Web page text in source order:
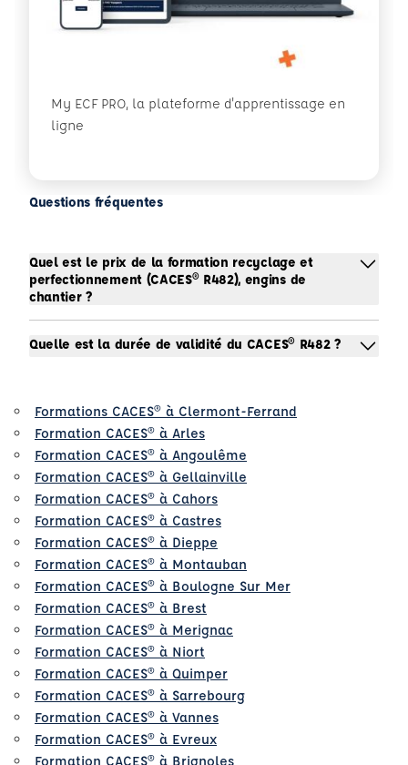
My ECF PRO, la plateforme d'apprentissage en
ligne
Questions fréquentes
Quel est le prix de la formation recyclage et
perfectionnement (CACES® R482), engins de
chantier ?
Quelle est la durée de validité du CACES® R482 ?
Formations CACES® à Clermont-Ferrand
Formation CACES® à Arles
Formation CACES® à Angoulême
Formation CACES® à Gellainville
Formation CACES® à Cahors
Formation CACES® à Castres
Formation CACES® à Dieppe
Formation CACES® à Montauban
Formation CACES® à Boulogne Sur Mer
Formation CACES® à Brest
Formation CACES® à Merignac
Formation CACES® à Niort
Formation CACES® à Quimper
Formation CACES® à Sarrebourg
Formation CACES® à Vannes
Formation CACES® à Evreux
Formation CACES® à Brignoles